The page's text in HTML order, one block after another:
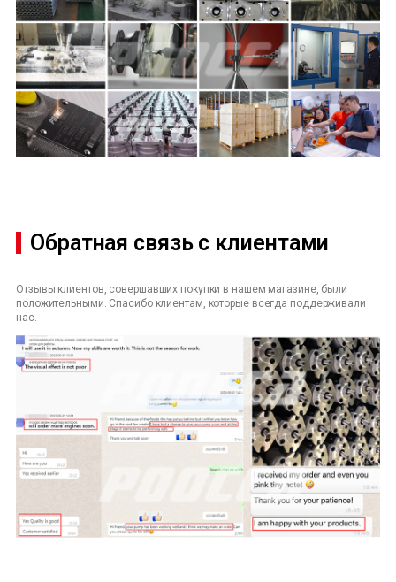
Обратная связь с клиентами
Отзывы клиентов, совершавших покупки в нашем магазине, были
положительными. Спасибо клиентам, которые всегда поддерживали
нас.